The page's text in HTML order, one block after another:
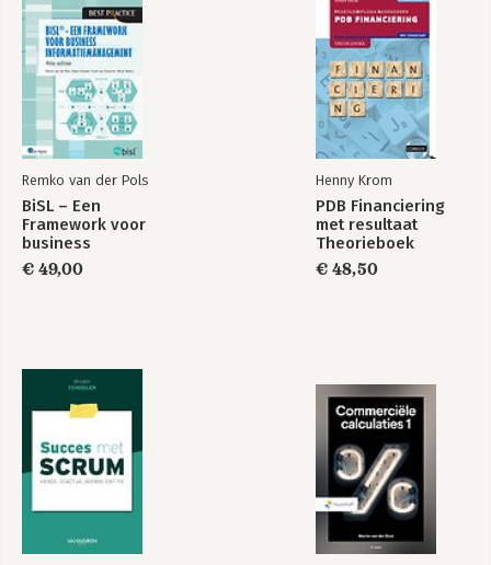
BiSL® Practitioner
courseware
De functioneel
beheerder en BiSL
Remko van der Pols
BiSL – Een
Framework voor
business
€ 49,00
Henny Krom
PDB Financiering
met resultaat
Theorieboek
€ 48,50